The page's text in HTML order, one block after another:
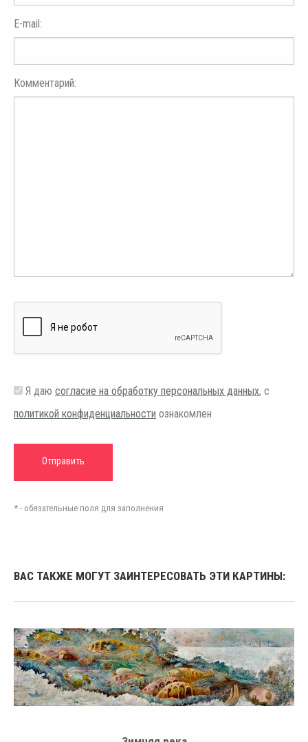
E-mail:
Комментарий:
Я даю согласие на обработку персональных данных, с
политикой конфиденциальности ознакомлен
* - обязательные поля для заполнения
ВАС ТАКЖЕ МОГУТ ЗАИНТЕРЕСОВАТЬ ЭТИ КАРТИНЫ: